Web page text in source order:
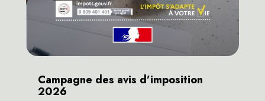
Campagne des avis d’imposition
2026